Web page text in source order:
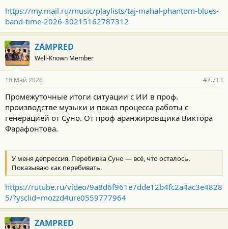
https://my.mail.ru/music/playlists/taj-mahal-phantom-blues-
band-time-2026-30215162787312
ZAMPRED
Well-Known Member
10 Май 2026 #2.713
Промежуточные итоги ситуации с ИИ в проф.
производстве музыки и показ процесса работы с
генерацией от Суно. От проф аранжировщика Виктора
Фарафонтова.
У меня депрессия. Перебивка Суно — всё, что осталось.
Показываю как перебивать.
https://rutube.ru/video/9a8d6f961e7dde12b4fc2a4ac3e4828
5/?ysclid=mozzd4ure0559777964
ZAMPRED